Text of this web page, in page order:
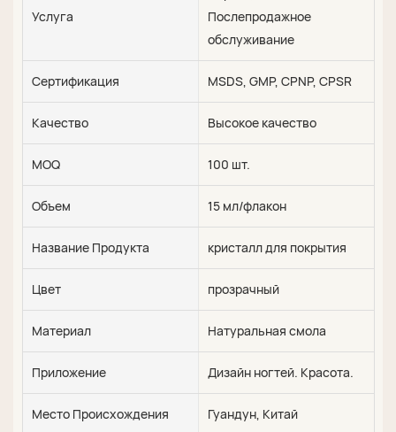
Услуга
Послепродажное
обслуживание
Сертификация MSDS, GMP, CPNP, CPSR
Качество Высокое качество
MOQ 100 шт.
Объем 15 мл/флакон
Название Продукта кристалл для покрытия
Цвет прозрачный
Материал Натуральная смола
Приложение Дизайн ногтей. Красота.
Место Происхождения Гуандун, Китай